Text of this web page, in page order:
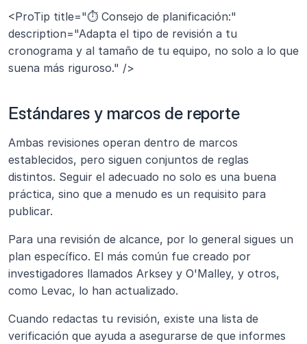
<ProTip title="⏱️ Consejo de planificación:"
description="Adapta el tipo de revisión a tu
cronograma y al tamaño de tu equipo, no solo a lo que
suena más riguroso." />
Estándares y marcos de reporte
Ambas revisiones operan dentro de marcos
establecidos, pero siguen conjuntos de reglas
distintos. Seguir el adecuado no solo es una buena
práctica, sino que a menudo es un requisito para
publicar.
Para una revisión de alcance, por lo general sigues un
plan específico. El más común fue creado por
investigadores llamados Arksey y O'Malley, y otros,
como Levac, lo han actualizado.
Cuando redactas tu revisión, existe una lista de
verificación que ayuda a asegurarse de que informes